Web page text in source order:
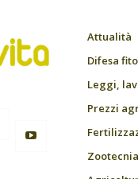
Attualità
Difesa
Leggi,
Prezzi
Zootecnia